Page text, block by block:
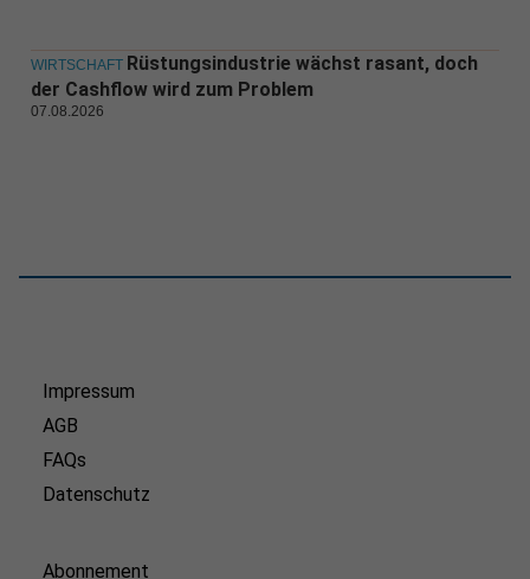
WIRTSCHAFT Rüstungsindustrie wächst rasant, doch
der Cashflow wird zum Problem
07.08.2026
Impressum
AGB
FAQs
Datenschutz
Abonnement